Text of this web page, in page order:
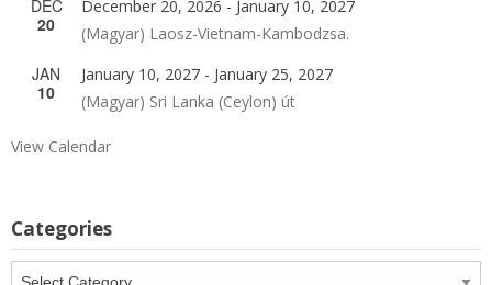
DEC
20
December 20, 2026 - January 10, 2027
(Magyar) Laosz-Vietnam-Kambodzsa.
JAN
10
January 10, 2027 - January 25, 2027
(Magyar) Sri Lanka (Ceylon) út
View Calendar
Categories
Categories